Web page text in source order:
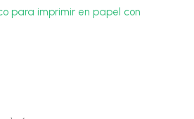
para imprimir en papel con